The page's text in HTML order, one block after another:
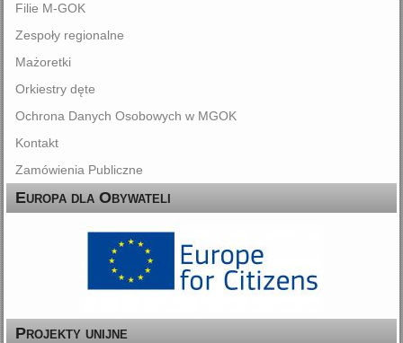
Filie M-GOK
Zespoły regionalne
Mażoretki
Orkiestry dęte
Ochrona Danych Osobowych w MGOK
Kontakt
Zamówienia Publiczne
Europa dla Obywateli
Projekty unijne